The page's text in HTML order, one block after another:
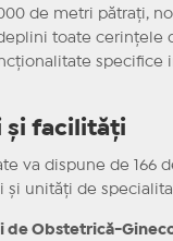
de metri pătrați,
toate cerințele
specifice
și facilități
va dispune de 166
și unități de
de Obstetrică-